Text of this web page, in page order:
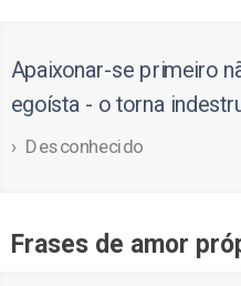
Apaixonar-se primeiro
egoísta - o torna
Desconhecido
Frases de amor